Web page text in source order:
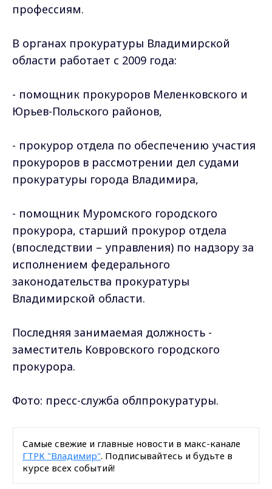
профессиям.
В органах прокуратуры Владимирской
области работает с 2009 года:
- помощник прокуроров Меленковского и
Юрьев-Польского районов,
- прокурор отдела по обеспечению участия
прокуроров в рассмотрении дел судами
прокуратуры города Владимира,
- помощник Муромского городского
прокурора, старший прокурор отдела
(впоследствии – управления) по надзору за
исполнением федерального
законодательства прокуратуры
Владимирской области.
Последняя занимаемая должность -
заместитель Ковровского городского
прокурора.
Фото: пресс-служба облпрокуратуры.
Самые свежие и главные новости в макс-канале
ГТРК "Владимир". Подписывайтесь и будьте в
курсе всех событий!